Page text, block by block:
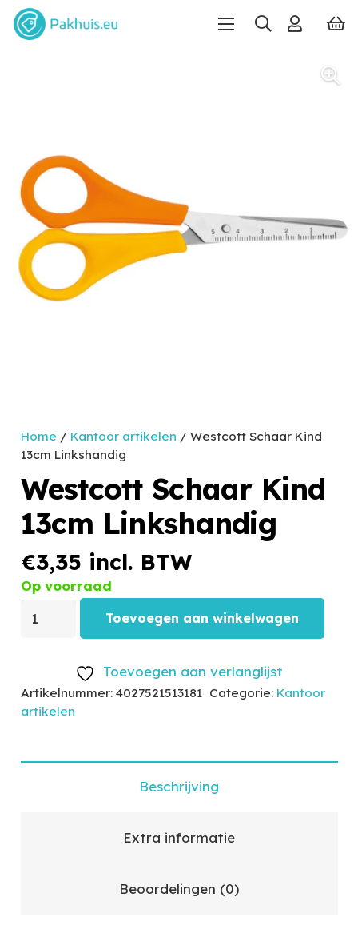
Home / Kantoor artikelen / Westcott Schaar Kind
13cm Linkshandig
Westcott Schaar Kind
13cm Linkshandig
€3,35 incl. BTW
Op voorraad
Toevoegen aan winkelwagen
Toevoegen aan verlanglijst
Artikelnummer: 4027521513181 Categorie: Kantoor
artikelen
Beschrijving
Extra informatie
Beoordelingen (0)